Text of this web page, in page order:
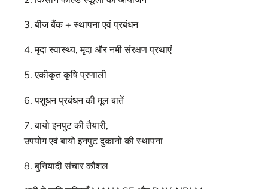
3. बीज बैंक + स्थापना एवं प्रबंधन
4. मृदा स्वास्थ्य, मृदा और नमी संरक्षण प्रथाएं
5. एकीकृत कृषि प्रणाली
6. पशुधन प्रबंधन की मूल बातें
7. बायो इनपुट की तैयारी,
उपयोग एवं बायो इनपुट दुकानों की स्थापना
8. बुनियादी संचार कौशल